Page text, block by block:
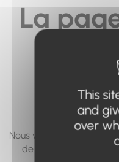
La
vous
Nous vous invitons à
de page, ou à utiliser
This
and
over